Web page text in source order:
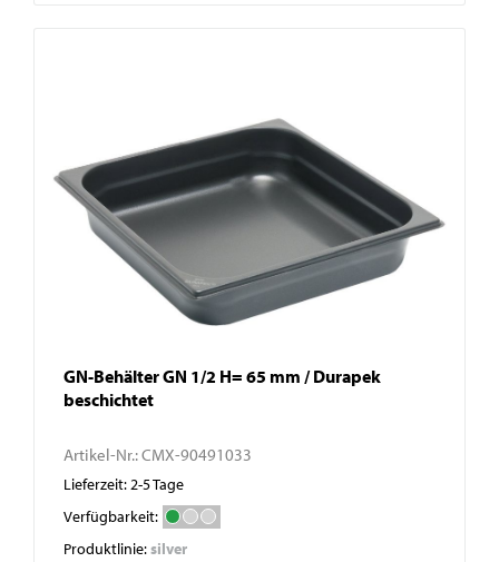
GN-Behälter GN 1/2 H= 65 mm / Durapek
beschichtet
Artikel-Nr.:CMX-90491033
Lieferzeit: 2-5 Tage
Verfügbarkeit:
Produktlinie:silver